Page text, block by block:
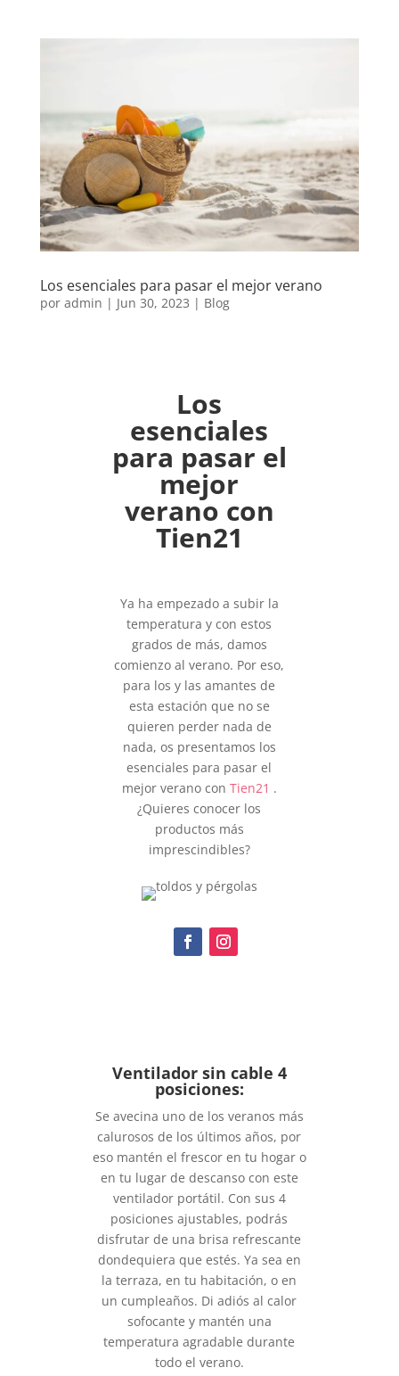
Los esenciales para pasar el mejor verano
por admin | Jun 30, 2023 | Blog
Los
esenciales
para pasar el
mejor
verano con
Tien21
Ya ha empezado a subir la
temperatura y con estos
grados de más, damos
comienzo al verano. Por eso,
para los y las amantes de
esta estación que no se
quieren perder nada de
nada, os presentamos los
esenciales para pasar el
mejor verano con Tien21 .
¿Quieres conocer los
productos más
imprescindibles?
Ventilador sin cable 4
posiciones:
Se avecina uno de los veranos más
calurosos de los últimos años, por
eso mantén el frescor en tu hogar o
en tu lugar de descanso con este
ventilador portátil. Con sus 4
posiciones ajustables, podrás
disfrutar de una brisa refrescante
dondequiera que estés. Ya sea en
la terraza, en tu habitación, o en
un cumpleaños. Di adiós al calor
sofocante y mantén una
temperatura agradable durante
todo el verano.